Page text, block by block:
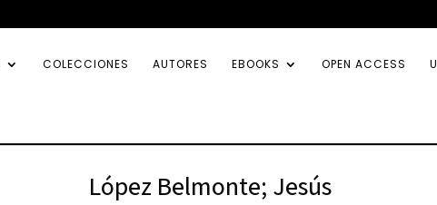
COLECCIONES AUTORES EBOOKS OPEN ACCESS
López Belmonte; Jesús